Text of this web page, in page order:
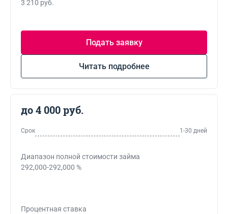
3 210 руб.
Подать заявку
Читать подробнее
до 4 000 руб.
Срок 1-30 дней
Диапазон полной стоимости займа
292,000-292,000 %
Процентная ставка